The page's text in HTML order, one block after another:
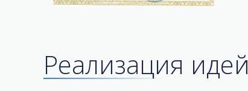
Реализация идей